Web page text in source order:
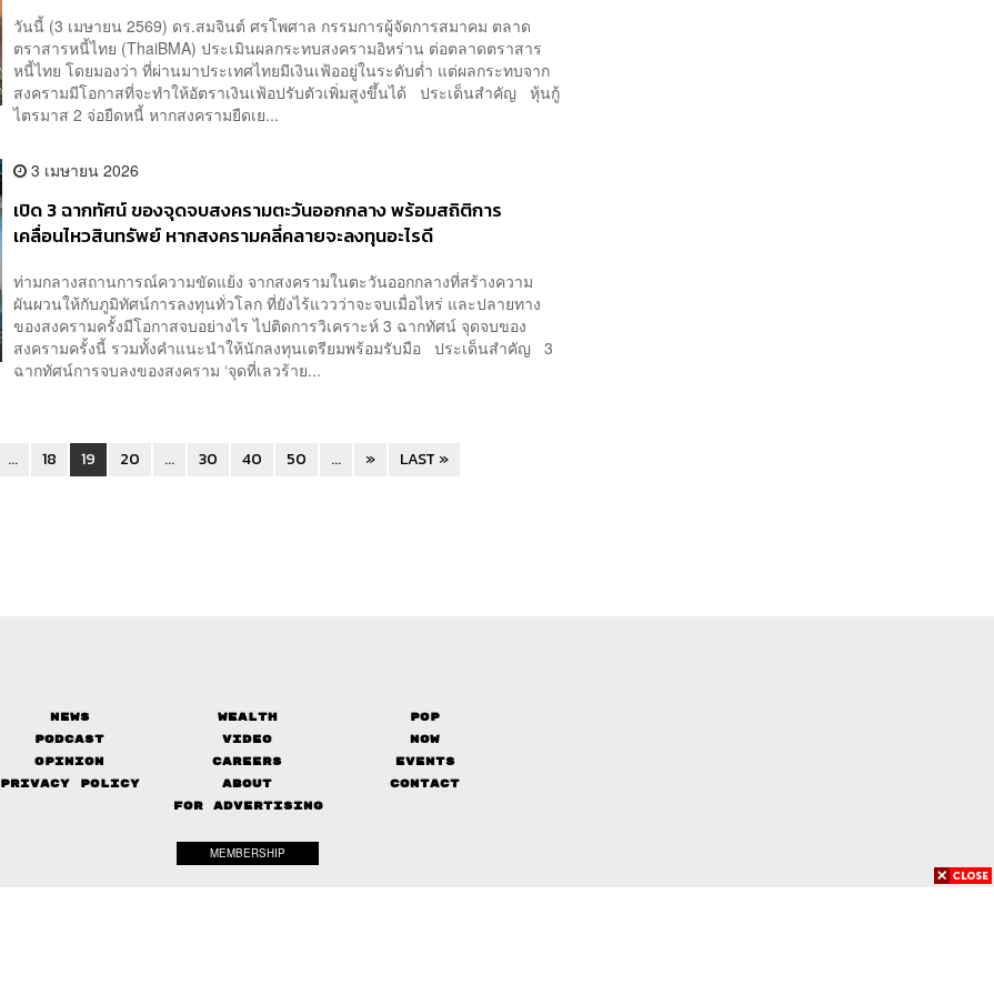
วันนี้ (3 เมษายน 2569) ดร.สมจินต์ ศรโพศาล กรรมการผู้จัดการสมาคม ตลาด
ตราสารหนี้ไทย (ThaiBMA) ประเมินผลกระทบสงครามอิหร่าน ต่อตลาดตราสาร
หนี้ไทย โดยมองว่า ที่ผ่านมาประเทศไทยมีเงินเฟ้ออยู่ในระดับต่ำ แต่ผลกระทบจาก
สงครามมีโอกาสที่จะทำให้อัตราเงินเฟ้อปรับตัวเพิ่มสูงขึ้นได้ ประเด็นสำคัญ หุ้นกู้
ไตรมาส 2 จ่อยืดหนี้ หากสงครามยืดเย...
3 เมษายน 2026
เปิด 3 ฉากทัศน์ ของจุดจบสงครามตะวันออกกลาง พร้อมสถิติการ
เคลื่อนไหวสินทรัพย์ หากสงครามคลี่คลายจะลงทุนอะไรดี
ท่ามกลางสถานการณ์ความขัดแย้ง จากสงครามในตะวันออกกลางที่สร้างความ
ผันผวนให้กับภูมิทัศน์การลงทุนทั่วโลก ที่ยังไร้แววว่าจะจบเมื่อไหร่ และปลายทาง
ของสงครามครั้งมีโอกาสจบอย่างไร ไปติดการวิเคราะห์ 3 ฉากทัศน์ จุดจบของ
สงครามครั้งนี้ รวมทั้งคำแนะนำให้นักลงทุนเตรียมพร้อมรับมือ ประเด็นสำคัญ 3
ฉากทัศน์การจบลงของสงคราม ‘จุดที่เลวร้าย...
... 18 19 20 ... 30 40 50 ... » LAST »
News Wealth
Pop
Podcast
Video
Now
Opinion
Careers
Events
Privacy Policy
About
Contact
FOR ADVERTISING
MEMBERSHIP